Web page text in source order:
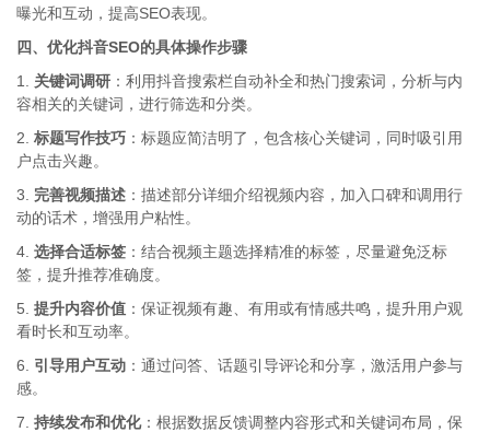
曝光和互动，提高SEO表现。
四、优化抖音SEO的具体操作步骤
1. 关键词调研 ：利用抖音搜索栏自动补全和热门搜索词，分析与内
容相关的关键词，进行筛选和分类。
2. 标题写作技巧 ：标题应简洁明了，包含核心关键词，同时吸引用
户点击兴趣。
3. 完善视频描述 ：描述部分详细介绍视频内容，加入口碑和调用行
动的话术，增强用户粘性。
4. 选择合适标签 ：结合视频主题选择精准的标签，尽量避免泛标
签，提升推荐准确度。
5. 提升内容价值 ：保证视频有趣、有用或有情感共鸣，提升用户观
看时长和互动率。
6. 引导用户互动 ：通过问答、话题引导评论和分享，激活用户参与
感。
7. 持续发布和优化：根据数据反馈调整内容形式和关键词布局，保